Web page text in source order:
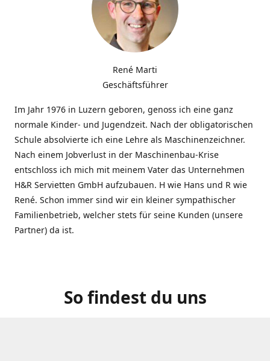
René Marti
Geschäftsführer
Im Jahr 1976 in Luzern geboren, genoss ich eine ganz
normale Kinder- und Jugendzeit. Nach der obligatorischen
Schule absolvierte ich eine Lehre als Maschinenzeichner.
Nach einem Jobverlust in der Maschinenbau-Krise
entschloss ich mich mit meinem Vater das Unternehmen
H&R Servietten GmbH aufzubauen. H wie Hans und R wie
René. Schon immer sind wir ein kleiner sympathischer
Familienbetrieb, welcher stets für seine Kunden (unsere
Partner) da ist.
So findest du uns